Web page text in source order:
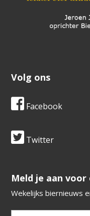
Volg ons
Facebook
Twitter
​​​​​​​Meld je aan
Wekelijks biernieuws